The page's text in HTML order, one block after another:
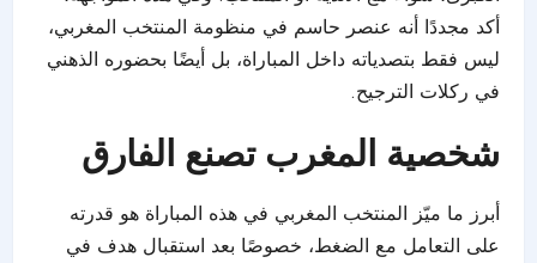
أكد مجددًا أنه عنصر حاسم في منظومة المنتخب المغربي،
ليس فقط بتصدياته داخل المباراة، بل أيضًا بحضوره الذهني
في ركلات الترجيح.
شخصية المغرب تصنع الفارق
أبرز ما ميّز المنتخب المغربي في هذه المباراة هو قدرته
على التعامل مع الضغط، خصوصًا بعد استقبال هدف في